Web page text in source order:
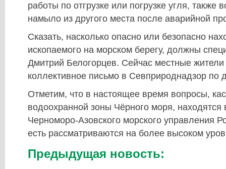
работы по отгрузке или погрузке угля, также
намыло из другого места после аварийной
Сказать, насколько опасно или безопасно
ископаемого на морском берегу, должны
Дмитрий Белогорцев. Сейчас местные жители
коллективное письмо в Севприроднадзор по
Отметим, что в настоящее время вопросы,
водоохранной зоны Чёрного моря, находятся
Черноморо-Азовского морского управления
есть рассматриваются на более высоком
Предыдущая новость: